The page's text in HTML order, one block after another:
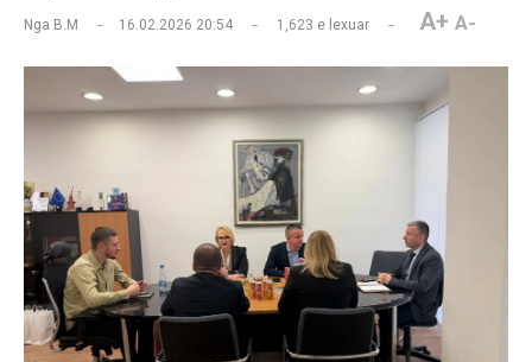
Nga B.M 16.02.2026 20:54 1,623 e lexuar A+ A-